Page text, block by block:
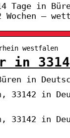
Tage in
–
westfalen
in
in
in
in